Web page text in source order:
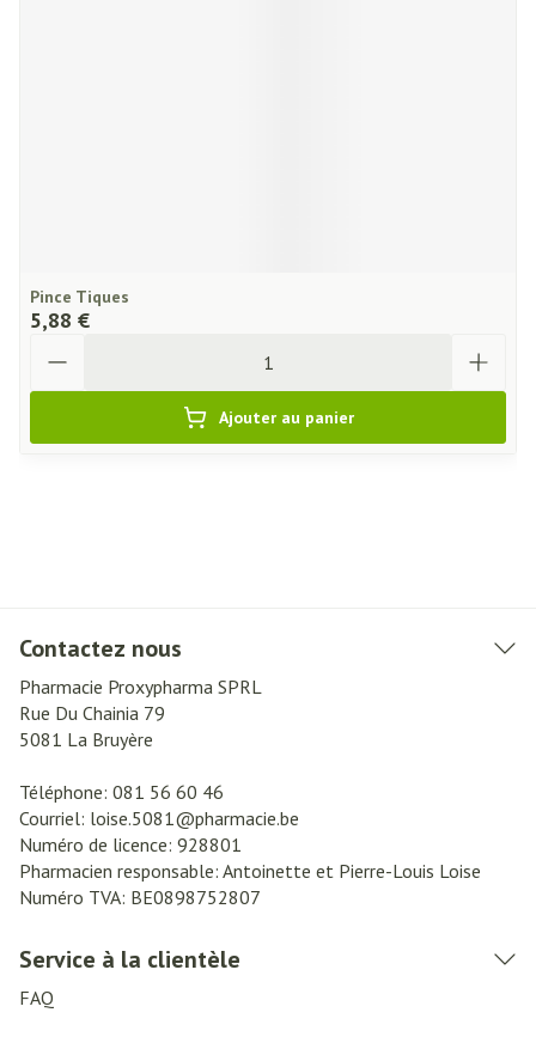
Pince Tiques
5,88 €
Ajouter au panier
Contactez nous
Pharmacie Proxypharma SPRL
Rue Du Chainia 79
5081 La Bruyère
Téléphone: 081 56 60 46
Courriel: loise.5081@pharmacie.be
Numéro de licence: 928801
Pharmacien responsable: Antoinette et Pierre-Louis Loise
Numéro TVA: BE0898752807
Service à la clientèle
FAQ